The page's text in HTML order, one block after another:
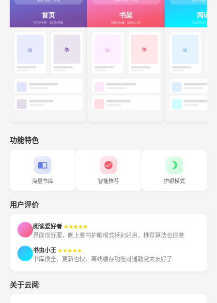
功能特色
海量书库 智能推荐 护眼模式
用户评价
阅读爱好者 ★★★★★
界面很舒服，晚上看书护眼模式特别好用，推荐算法也很准
书虫小王 ★★★★★
书库很全，更新也快，离线缓存功能对通勤党太友好了
关于云阅